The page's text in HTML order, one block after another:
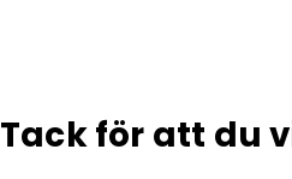
Tack för att du